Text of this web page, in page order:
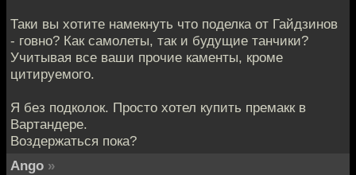
Таки вы хотите намекнуть что поделка от Гайдзинов
- говно? Как самолеты, так и будущие танчики?
Учитывая все ваши прочие каменты, кроме
цитируемого.
Я без подколок. Просто хотел купить премакк в
Вартандере.
Воздержаться пока?
Ango »